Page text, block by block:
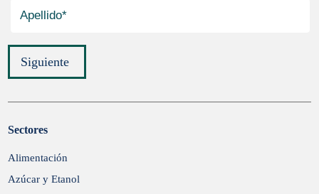
Siguiente
Enviar
Sectores
Alimentación
Azúcar y Etanol